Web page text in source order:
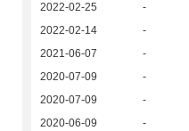
2022-02-25
-
2022-02-14
-
2021-06-07
-
2020-07-09
-
2020-07-09
-
2020-06-09
-